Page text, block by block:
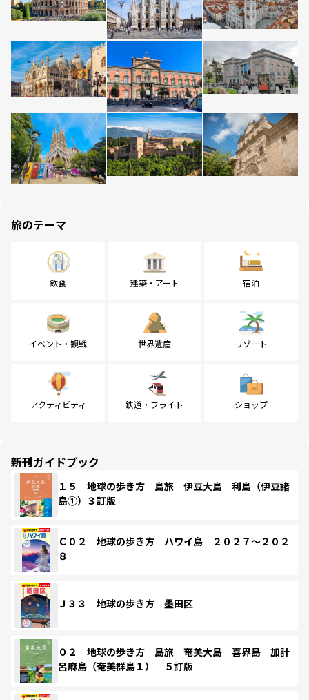
旅のテーマ
飲食 建築・アート 宿泊
イベント・観戦 世界遺産 リゾート
アクティビティ 鉄道・フライト ショップ
新刊ガイドブック
１５ 地球の歩き方 島旅 伊豆大島 利島（伊豆諸
島①）３訂版
Ｃ０２ 地球の歩き方 ハワイ島 ２０２７～２０２
８
Ｊ３３ 地球の歩き方 墨田区
０２ 地球の歩き方 島旅 奄美大島 喜界島 加計
呂麻島（奄美群島１） ５訂版